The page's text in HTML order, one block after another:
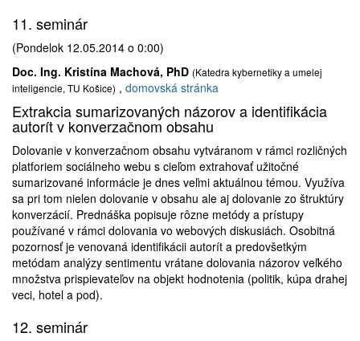
11. seminár
(Pondelok 12.05.2014 o 0:00)
Doc. Ing. Kristína Machová, PhD (Katedra kybernetiky a umelej
inteligencie, TU Košice) , domovská stránka
Extrakcia sumarizovaných názorov a identifikácia
autorít v konverzačnom obsahu
Dolovanie v konverzačnom obsahu vytváranom v rámci rozličných
platforiem sociálneho webu s cieľom extrahovať užitočné
sumarizované informácie je dnes veľmi aktuálnou témou. Využíva
sa pri tom nielen dolovanie v obsahu ale aj dolovanie zo štruktúry
konverzácií. Prednáška popisuje rôzne metódy a prístupy
používané v rámci dolovania vo webových diskusiách. Osobitná
pozornosť je venovaná identifikácii autorít a predovšetkým
metódam analýzy sentimentu vrátane dolovania názorov veľkého
množstva prispievateľov na objekt hodnotenia (politik, kúpa drahej
veci, hotel a pod).
12. seminár